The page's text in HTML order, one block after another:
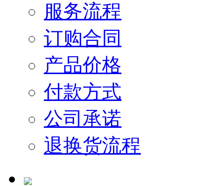
服务流程
订购合同
产品价格
付款方式
公司承诺
退换货流程